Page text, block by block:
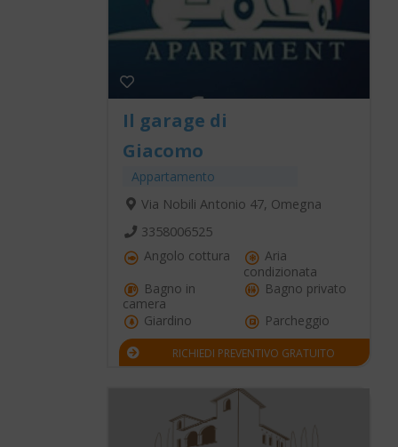
Il garage di
Giacomo
Appartamento
Via Nobili Antonio 47, Omegna
3358006525
Angolo cottura
Aria
condizionata
Bagno in
camera
Bagno privato
Giardino
Parcheggio
RICHIEDI PREVENTIVO GRATUITO